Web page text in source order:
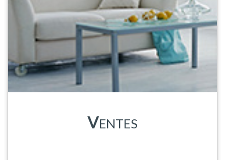
VENTES